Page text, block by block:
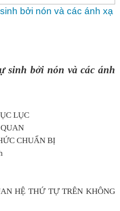
bởi nón và các ánh xạ
sinh bởi nón và các ánh
LỤC
CHUẨN BỊ
HỆ THỨ TỰ TRÊN KHÔNG